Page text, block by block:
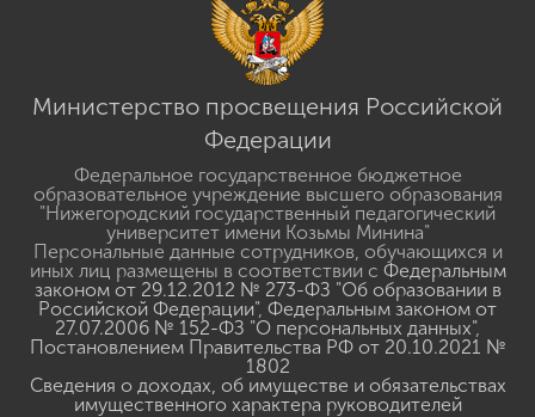
Министерство просвещения Российской
Федерации
Федеральное государственное бюджетное
образовательное учреждение высшего образования
"Нижегородский государственный педагогический
университет имени Козьмы Минина"
Персональные данные сотрудников, обучающихся и
иных лиц размещены в соответствии с Федеральным
законом от 29.12.2012 № 273-ФЗ "Об образовании в
Российской Федерации", Федеральным законом от
27.07.2006 № 152-ФЗ "О персональных данных",
Постановлением Правительства РФ от 20.10.2021 №
1802
Сведения о доходах, об имуществе и обязательствах
имущественного характера руководителей